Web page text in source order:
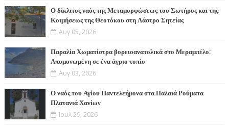
Ο δίκλιτος ναός της Μεταμορφώσεως του Σωτήρος και της
Κοιμήσεως της Θεοτόκου στη Λάστρο Σητείας
Αυγ 05, 2026
Παραλία Χωματίστρα βορειοανατολικά στο Μεραμπέλο:
Απομονωμένη σε ένα άγριο τοπίο
Αυγ 03, 2026
Ο ναός του Αγίου Παντελεήμονα στα Παλαιά Ρούματα
Πλατανιά Χανίων
Ιουλ 29, 2026